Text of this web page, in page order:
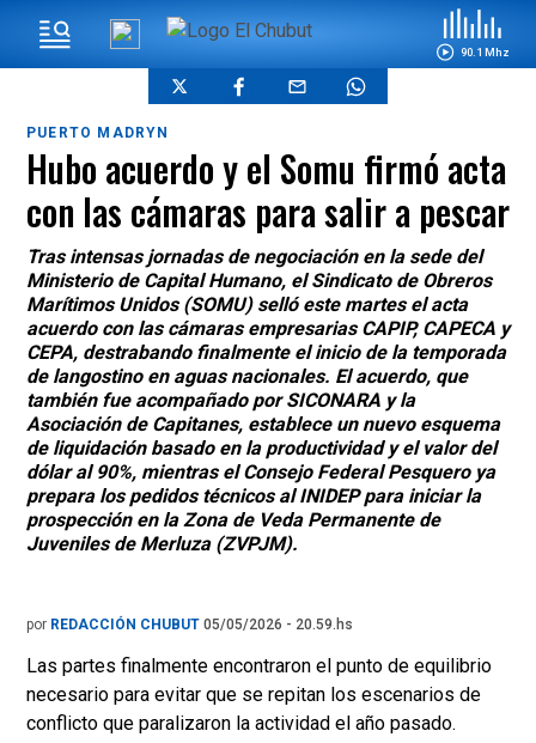
90.1 Mhz
PUERTO MADRYN
Hubo acuerdo y el Somu firmó acta
con las cámaras para salir a pescar
Tras intensas jornadas de negociación en la sede del
Ministerio de Capital Humano, el Sindicato de Obreros
Marítimos Unidos (SOMU) selló este martes el acta
acuerdo con las cámaras empresarias CAPIP, CAPECA y
CEPA, destrabando finalmente el inicio de la temporada
de langostino en aguas nacionales. El acuerdo, que
también fue acompañado por SICONARA y la
Asociación de Capitanes, establece un nuevo esquema
de liquidación basado en la productividad y el valor del
dólar al 90%, mientras el Consejo Federal Pesquero ya
prepara los pedidos técnicos al INIDEP para iniciar la
prospección en la Zona de Veda Permanente de
Juveniles de Merluza (ZVPJM).
por REDACCIÓN CHUBUT 05/05/2026 - 20.59.hs
Las partes finalmente encontraron el punto de equilibrio
necesario para evitar que se repitan los escenarios de
conflicto que paralizaron la actividad el año pasado.